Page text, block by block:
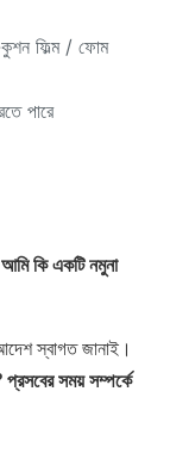
ফিল্ম / ফোম
পারে
আমি কি একটি নমুনা
স্বাগত জানাই।
প্রসবের সময় সম্পর্কে